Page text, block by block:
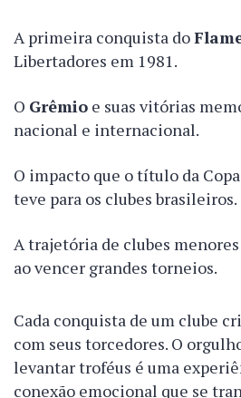
A primeira conquista do
Libertadores em 1981.
O Grêmio e suas vitórias
nacional e internacional.
O impacto que o título da
teve para os clubes brasileiros.
A trajetória de clubes
ao vencer grandes torneios.
Cada conquista de um clube
com seus torcedores. O
levantar troféus é uma
conexão emocional que se